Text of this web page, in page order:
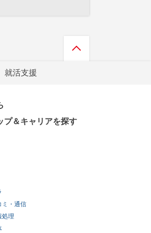
就活支援
プ＆キャリアを探す
ミ・通信
処理